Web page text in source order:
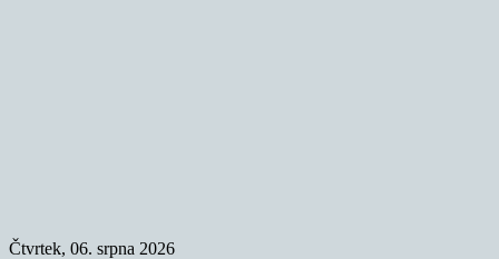
Čtvrtek, 06. srpna 2026